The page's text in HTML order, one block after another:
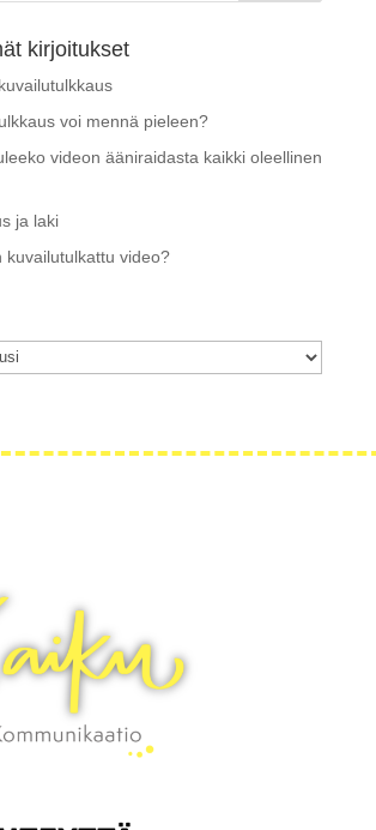
kirjoitukset
voi mennä pieleen?
videon ääniraidasta kaikki oleellinen
ja laki
kuvailutulkattu video?